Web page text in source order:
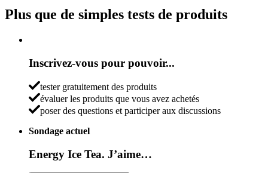
Plus que de simples tests de produits
Inscrivez-vous pour pouvoir...
tester gratuitement des produits
évaluer les produits que vous avez achetés
poser des questions et participer aux discussions
Sondage actuel
Energy Ice Tea. J’aime…